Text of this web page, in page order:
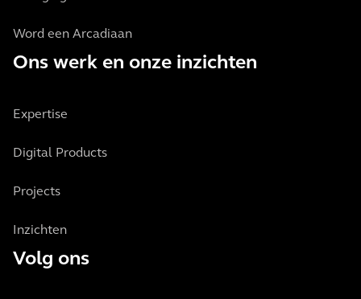
Word een Arcadiaan
Ons werk en onze inzichten
Expertise
Digital Products
Projects
Inzichten
Volg ons